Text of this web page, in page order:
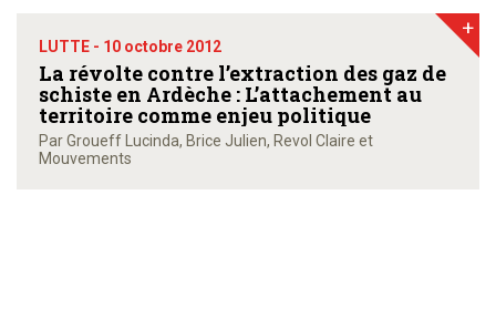
ACHAT/ABONNEMENT
CONTACT
LUTTE - 10 octobre 2012
La révolte contre l’extraction des gaz de
schiste en Ardèche : L’attachement au
territoire comme enjeu politique
Par Groueff Lucinda, Brice Julien, Revol Claire et
Mouvements
+